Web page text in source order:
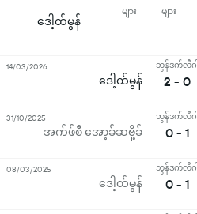
ဒေါ့ထ်မွန်
များ
များ
ဒေါ့ထ်မွန်
ဘွန်ဒက်လီဂါ
2 - 0
14/03/2026
အက်ဖ်စီ အော့ခ်ဆဗို့ခ်
ဘွန်ဒက်လီဂါ
0 - 1
31/10/2025
ဒေါ့ထ်မွန်
ဘွန်ဒက်လီဂါ
0 - 1
08/03/2025